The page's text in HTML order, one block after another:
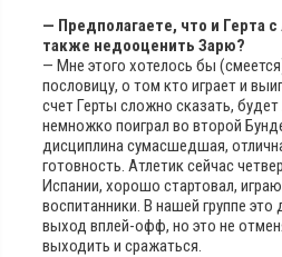
— Предполагаете, что и Герта
также недооценить Зарю?
— Мне этого хотелось бы
пословицу, о том кто играет и
счет Герты сложно сказать,
немножко поиграл во второй
дисциплина сумасшедшая,
готовность. Атлетик сейчас
Испании, хорошо стартовал,
воспитанники. В нашей группе это
выход вплей-офф, но это не
выходить и сражаться.